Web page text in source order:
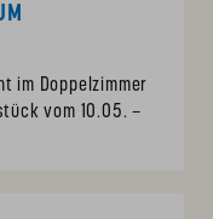
im Doppelzimmer
vom 10.05. –